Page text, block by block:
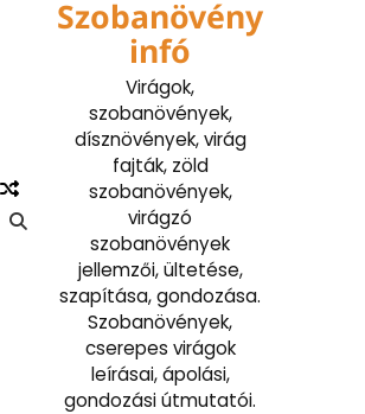
Szobanövény
infó
Virágok,
szobanövények,
dísznövények, virág
fajták, zöld
szobanövények,
virágzó
szobanövények
jellemzői, ültetése,
szapítása, gondozása.
Szobanövények,
cserepes virágok
leírásai, ápolási,
gondozási útmutatói.